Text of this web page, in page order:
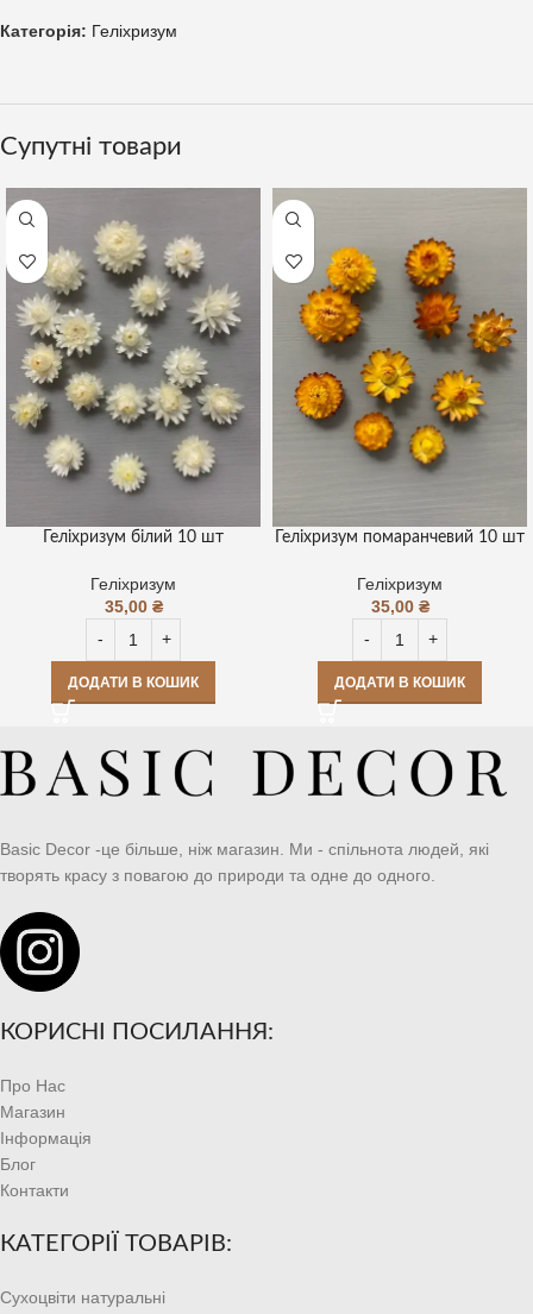
Категорія: Геліхризум
Супутні товари
Геліхризум білий 10 шт
Геліхризум
35,00 ₴
ДОДАТИ В КОШИК
Геліхризум помаранчевий 10 шт
Геліхризум
35,00 ₴
ДОДАТИ В КОШИК
Basic Decor -це більше, ніж магазин. Ми - спільнота людей, які
творять красу з повагою до природи та одне до одного.
КОРИСНІ ПОСИЛАННЯ:
Про Нас
Магазин
Інформація
Блог
Контакти
КАТЕГОРІЇ ТОВАРІВ:
Сухоцвіти натуральні